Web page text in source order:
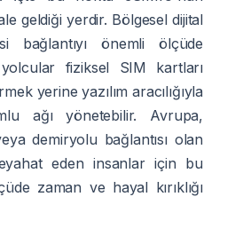
geldiği yerdir. Bölgesel dijital
bağlantıyı önemli ölçüde
fiziksel SIM kartları
yerine yazılım aracılığıyla
ağı yönetebilir. Avrupa,
demiryolu bağlantısı olan
eden insanlar için bu
zaman ve hayal kırıklığı